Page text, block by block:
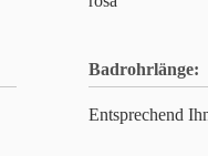
Badrohrlänge:
Entsprechend